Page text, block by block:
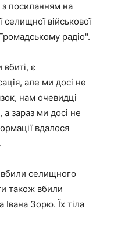
посиланням на
військової
радіо".
є
але ми досі не
нам очевидці
зараз ми досі не
вдалося
вбили селищного
також вбили
Зорю. Їх тіла